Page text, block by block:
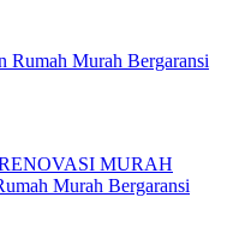
MURAH
Murah Bergaransi